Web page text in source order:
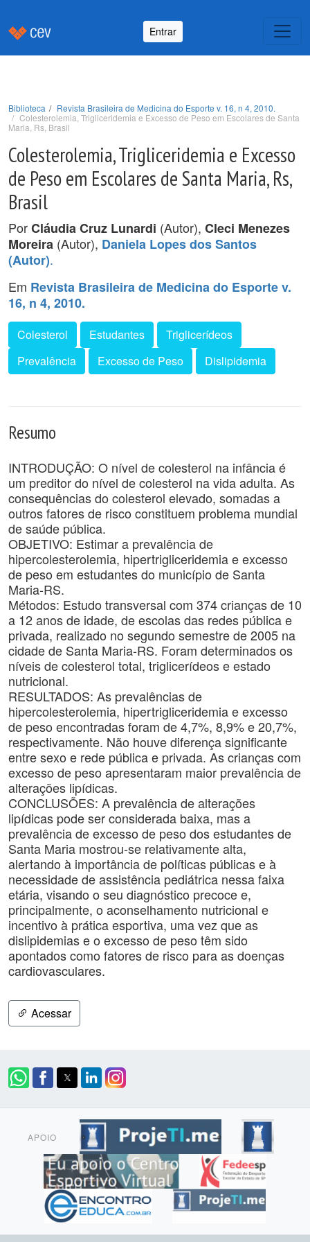
Entrar
Biblioteca
Revista Brasileira de Medicina do Esporte v. 16, n 4, 2010.
Colesterolemia, Trigliceridemia e Excesso de Peso em Escolares de Santa
Maria, Rs, Brasil
Colesterolemia, Trigliceridemia e Excesso
de Peso em Escolares de Santa Maria, Rs,
Brasil
PorCláudia Cruz Lunardi (Autor), Cleci Menezes
Moreira (Autor), Daniela Lopes dos Santos
(Autor).
Em Revista Brasileira de Medicina do Esporte v.
16, n 4, 2010.
Colesterol Estudantes
Triglicerídeos
Prevalência
Excesso de Peso Dislipidemia
Resumo
INTRODUÇÃO: O nível de colesterol na infância é
um preditor do nível de colesterol na vida adulta. As
consequências do colesterol elevado, somadas a
outros fatores de risco constituem problema mundial
de saúde pública.
OBJETIVO: Estimar a prevalência de
hipercolesterolemia, hipertrigliceridemia e excesso
de peso em estudantes do município de Santa
Maria-RS.
Métodos: Estudo transversal com 374 crianças de 10
a 12 anos de idade, de escolas das redes pública e
privada, realizado no segundo semestre de 2005 na
cidade de Santa Maria-RS. Foram determinados os
níveis de colesterol total, triglicerídeos e estado
nutricional.
RESULTADOS: As prevalências de
hipercolesterolemia, hipertrigliceridemia e excesso
de peso encontradas foram de 4,7%, 8,9% e 20,7%,
respectivamente. Não houve diferença significante
entre sexo e rede pública e privada. As crianças com
excesso de peso apresentaram maior prevalência de
alterações lipídicas.
CONCLUSÕES: A prevalência de alterações
lipídicas pode ser considerada baixa, mas a
prevalência de excesso de peso dos estudantes de
Santa Maria mostrou-se relativamente alta,
alertando à importância de políticas públicas e à
necessidade de assistência pediátrica nessa faixa
etária, visando o seu diagnóstico precoce e,
principalmente, o aconselhamento nutricional e
incentivo à prática esportiva, uma vez que as
dislipidemias e o excesso de peso têm sido
apontados como fatores de risco para as doenças
cardiovasculares.
Acessar
APOIO